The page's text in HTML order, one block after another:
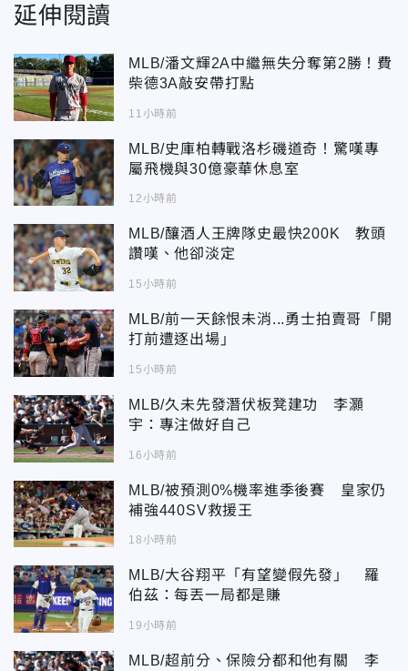
延伸閱讀
MLB/潘文輝2A中繼無失分奪第2勝！費
柴德3A敲安帶打點
11小時前
MLB/史庫柏轉戰洛杉磯道奇！驚嘆專
屬飛機與30億豪華休息室
12小時前
MLB/釀酒人王牌隊史最快200K 教頭
讚嘆、他卻淡定
15小時前
MLB/前一天餘恨未消...勇士拍賣哥「開
打前遭逐出場」
15小時前
MLB/久未先發潛伏板凳建功 李灝
宇：專注做好自己
16小時前
MLB/被預測0%機率進季後賽 皇家仍
補強440SV救援王
18小時前
MLB/大谷翔平「有望變假先發」 羅
伯茲：每丟一局都是賺
19小時前
MLB/超前分、保險分都和他有關 李